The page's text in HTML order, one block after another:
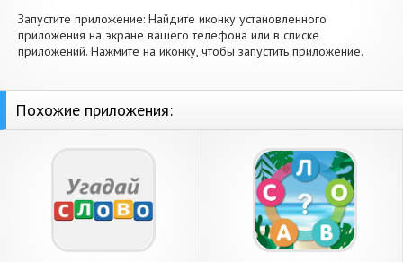
Запустите приложение: Найдите иконку установленного
приложения на экране вашего телефона или в списке
приложений. Нажмите на иконку, чтобы запустить приложение.
Похожие приложения: